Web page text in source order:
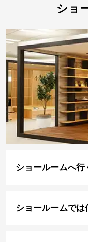
ショ
ショールームへ行
ショールームでは